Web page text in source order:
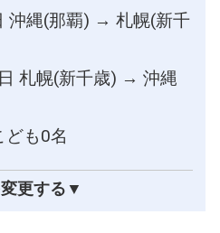
沖縄(那覇) → 札幌(新千
札幌(新千歳) → 沖縄
ども0名
更する▼